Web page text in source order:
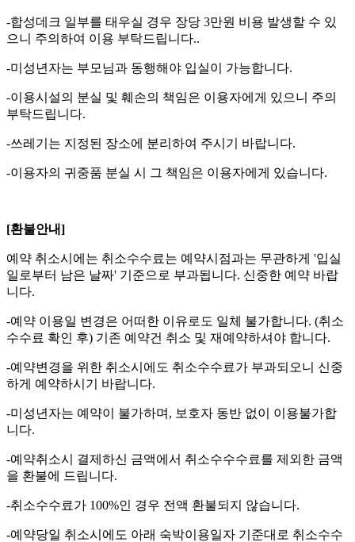
-합성데크 일부를 태우실 경우 장당 3만원 비용 발생할 수 있
으니 주의하여 이용 부탁드립니다..
-미성년자는 부모님과 동행해야 입실이 가능합니다.
-이용시설의 분실 및 훼손의 책임은 이용자에게 있으니 주의
부탁드립니다.
-쓰레기는 지정된 장소에 분리하여 주시기 바랍니다.
-이용자의 귀중품 분실 시 그 책임은 이용자에게 있습니다.
[환불안내]
예약 취소시에는 취소수수료는 예약시점과는 무관하게 '입실
일로부터 남은 날짜' 기준으로 부과됩니다. 신중한 예약 바랍
니다.
-예약 이용일 변경은 어떠한 이유로도 일체 불가합니다. (취소
수수료 확인 후) 기존 예약건 취소 및 재예약하셔야 합니다.
-예약변경을 위한 취소시에도 취소수수료가 부과되오니 신중
하게 예약하시기 바랍니다.
-미성년자는 예약이 불가하며, 보호자 동반 없이 이용불가합
니다.
-예약취소시 결제하신 금액에서 취소수수수료를 제외한 금액
을 환불에 드립니다.
-취소수수료가 100%인 경우 전액 환불되지 않습니다.
-예약당일 취소시에도 아래 숙박이용일자 기준대로 취소수수